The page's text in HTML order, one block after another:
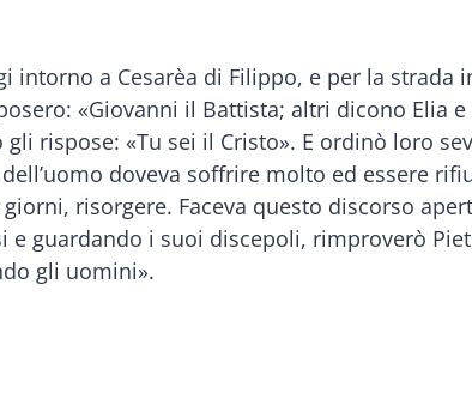
a Cesarèa di Filippo, e per la strada
«Giovanni il Battista; altri dicono Elia
rispose: «Tu sei il Cristo». E ordinò loro
doveva soffrire molto ed essere
risorgere. Faceva questo discorso
guardando i suoi discepoli, rimproverò
gli uomini».